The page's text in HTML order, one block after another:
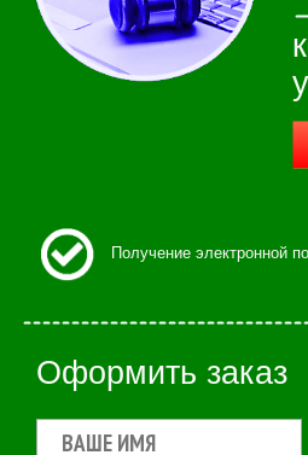
Получение электронной
Оформить заказ